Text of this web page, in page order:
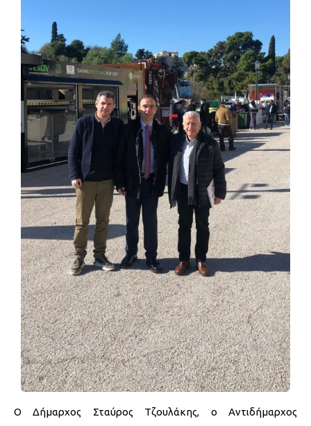
Ο Δήμαρχος Σταύρος Τζουλάκης, ο Αντιδήμαρχος